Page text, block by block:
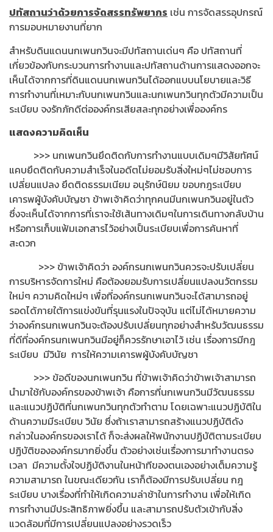
ปทัสถานว่าด้วยการจัดสรรทรัพยากร เช่น การจัดสรรอุปกรณ์
การมอบหมายงานที่ยาก
สำหรับดินแดนนกเพนกวินจะมีปทัสถานเด่นๆ คือ ปทัสถานที่
เกี่ยวข้องกับกระบวนการทำงานและปทัสถานด้านการแสดงออกจะ
เห็นได้จากการที่ดินแดนนกเพนกวินได้ออกแบบนโยบายและวิธี
การทำงานที่เหมาะกับนกเพนกวินและนกเพนกวินทุกตัวมีความเป็น
ระเบียบ จงรักภักดีต่อองค์กรเสียสละทุกอย่างเพื่อองค์กร
แสดงความคิดเห็น
>>> นกเพนกวินยึดติดกับการทำงานแบบเดิมๆมีวิสัยทัศน์
แคบยึดติดกับความสำเร็จในอดีตไม่ยอมรับสิ่งใหม่ๆไม่ชอบการ
เปลี่ยนแปลง ยึดติดธรรมเนียม อนุรักษ์นิยม ขอบกฎระเบียบ
เคารพผู้บังคับบัญชา ข้าพเจ้าคิดว่าทุกคนมีนกเพนกวินอยู่ในตัว
ซึ่งจะเห็นได้จากการที่เราจะใช้เส้นทางเดิมๆในการเดินทางกลับบ้าน
หรือการเก็บแฟ้มเอกสารไว้อย่างเป็นระเบียบเพื่อการค้นหาที่
สะดวก
>>> ข้าพเจ้าคิดว่า องค์กรนกเพนกวินควรจะปรับเปลี่ยน
การบริหารจัดการใหม่ คือต้องยอมรับการเปลี่ยนแปลงนวัตกรรม
ใหม่ๆ ความคิดใหม่ๆ เพื่อที่องค์กรนกเพนกวินจะได้สามารถอยู่
รอดได้ภายใต้การแข่งขันที่รุนแรงในปัจจุบัน แต่ไม่ได้หมายความ
ว่าองค์กรนกเพนกวินจะต้องปรับเปลี่ยนทุกอย่างสำหรับวัฒนธรรม
ที่ดีที่องค์กรนกเพนกวินมีอยู่ก็ควรรักษาเอาไว้ เช่น เรื่องการมีกฎ
ระเบียบ มีวินัย การให้ความเคารพผู้บังคับบัญชา
>>> ข้อดีของนกเพนกวิน ที่ข้าพเจ้าคิดว่าข้าพเจ้าสามารถ
นำมาใช้กับองค์กรของข้าพเจ้า คือการที่นกเพนกวินมีวัฒนธรรม
และแนวปฏิบัติที่นกเพนกวินทุกตัวทำตาม โดยเฉพาะแนวปฏิบัติใน
ด้านความมีระเบียบ วินัย ซึ่งถ้าเราสามารถสร้างแนวปฏิบัติดัง
กล่าวในองค์กรของเราได้ ก็จะส่งผลให้พนักงานปฏิบัติตามระเบียบ
ปฏิบัติขององค์กรมากยิ่งขึ้น ตัวอย่างเช่นเรื่องการมาทำงานตรง
เวลา มีความตั้งใจปฏิบัติงานในหน้าทีของตนเองอย่างเต็มความรู้
ความสามารถ ในขณะเดียวกัน เราก็ต้องมีการปรับเปลี่ยน กฎ
ระเบียบ บางเรื่องที่ทำให้เกิดความล่าช้าในการทำงาน เพื่อให้เกิด
การทำงานมีประสิทธิภาพยิ่งขึ้น และสามารถปรับตัวเข้ากับสิ่ง
แวดล้อมที่มีการเปลี่ยนแปลงอย่างรวดเร็ว